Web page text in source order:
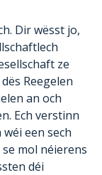
Dir wësst jo,
ze
Reegelen
an och
Ech verstinn
een sech
mol néierens
déi